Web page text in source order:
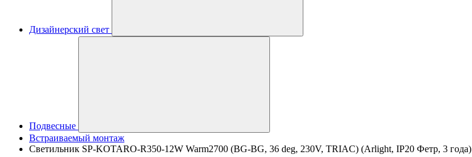
Дизайнерский свет
Подвесные
Встраиваемый монтаж
Светильник SP-KOTARO-R350-12W Warm2700 (BG-BG, 36 deg, 230V, TRIAC) (Arlight, IP20 Фетр, 3 года)